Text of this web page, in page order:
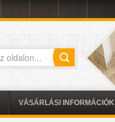
VÁSÁRLÁSI INFORMÁCIÓK